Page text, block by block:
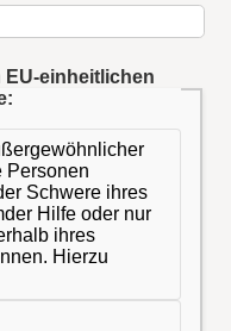
einheitlichen
Personen
Schwere ihres
Hilfe oder nur
ihres
Hierzu